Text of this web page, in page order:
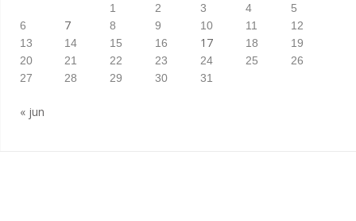
1
2 3 4
5
6
7 8 9 10 11
12
13
14 15 16 17 18
19
20
21 22 23 24 25
26
27
28 29 30 31
« jun